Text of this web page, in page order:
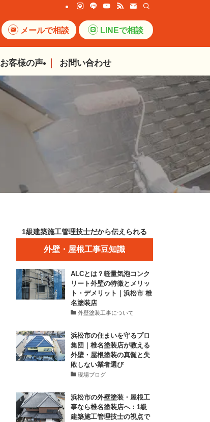
お客様の声 お問い合わせ
メールで相談 LINEで相談
1級建築施工管理技士だから伝えられる
外壁・屋根工事豆知識
ALCとは？軽量気泡コンク
リート外壁の特徴とメリッ
ト・デメリット｜浜松市 椎
名塗装店
外壁塗装工事について
浜松市の住まいを守るプロ
集団｜椎名塗装店が教える
外壁・屋根塗装の真髄と失
敗しない業者選び
現場ブログ
浜松市の外壁塗装・屋根工
事なら椎名塗装店へ：1級
建築施工管理技士の視点で